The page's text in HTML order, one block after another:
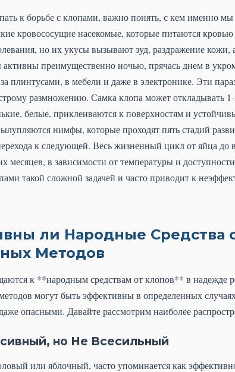
к борьбе с клопами, важно понять, с кем именно
кровососущие насекомые, которые питаются
но их укусы вызывают зуд, раздражение кожи,
преимущественно ночью, прячась днем в
плинтусами, в мебели и даже в электронике. Эти
размножению. Самка клопа может откладывать
белые, приклеиваются к поверхностям и
нимфы, которые проходят пять стадий
к следующей. Весь жизненный цикл от яйца до
месяцев, в зависимости от температуры и
такой сложной задачей и часто приводит к
ли Народные Средства
Методов
к **народным средствам от клопов** в надежде
могут быть эффективны в определенных
опасными. Давайте рассмотрим наиболее
но Не Всесильный
или яблочный, часто упоминается как